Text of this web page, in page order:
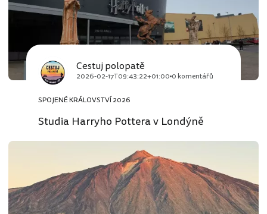
Cestuj polopatě
2026-02-17T09:43:22+01:00 0 komentářů
SPOJENÉ KRÁLOVSTVÍ 2026
Studia Harryho Pottera v Londýně